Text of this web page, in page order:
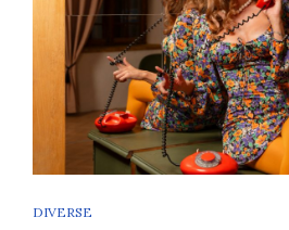
DIVERSE